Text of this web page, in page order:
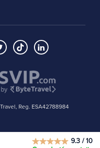
9.3 / 10
Reg. ESA42788984